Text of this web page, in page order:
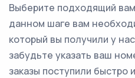
Выберите подходящий
данном шаге вам
который вы получили у
забудьте указать ваш
заказы поступили быстро